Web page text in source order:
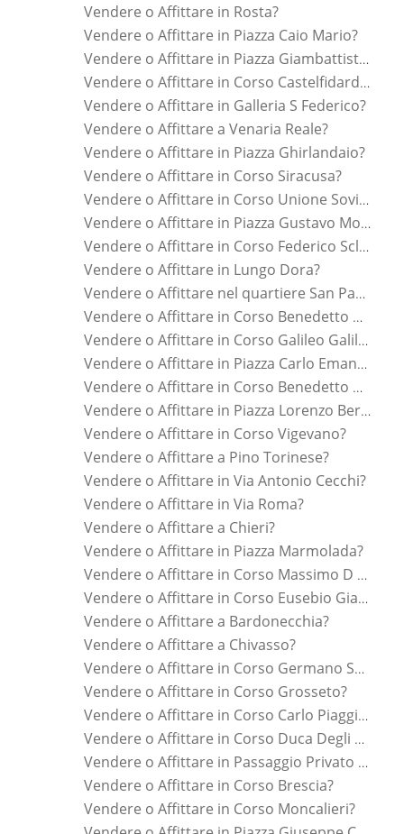
Vendere o Affittare in Rosta?
Vendere o Affittare in Piazza Caio Mario?
Vendere o Affittare in Piazza Giambattista Bodoni?
Vendere o Affittare in Corso Castelfidardo?
Vendere o Affittare in Galleria S Federico?
Vendere o Affittare a Venaria Reale?
Vendere o Affittare in Piazza Ghirlandaio?
Vendere o Affittare in Corso Siracusa?
Vendere o Affittare in Corso Unione Sovietica?
Vendere o Affittare in Piazza Gustavo Modena?
Vendere o Affittare in Corso Federico Sclopis?
Vendere o Affittare in Lungo Dora?
Vendere o Affittare nel quartiere San Paolo?
Vendere o Affittare in Corso Benedetto Brin?
Vendere o Affittare in Corso Galileo Galilei?
Vendere o Affittare in Piazza Carlo Emanuele Ii?
Vendere o Affittare in Corso Benedetto Croce?
Vendere o Affittare in Piazza Lorenzo Bernini?
Vendere o Affittare in Corso Vigevano?
Vendere o Affittare a Pino Torinese?
Vendere o Affittare in Via Antonio Cecchi?
Vendere o Affittare in Via Roma?
Vendere o Affittare a Chieri?
Vendere o Affittare in Piazza Marmolada?
Vendere o Affittare in Corso Massimo D Azeglio?
Vendere o Affittare in Corso Eusebio Giambone?
Vendere o Affittare a Bardonecchia?
Vendere o Affittare a Chivasso?
Vendere o Affittare in Corso Germano Sommeiller?
Vendere o Affittare in Corso Grosseto?
Vendere o Affittare in Corso Carlo Piaggia?
Vendere o Affittare in Corso Duca Degli Abruzzi?
Vendere o Affittare in Passaggio Privato Panceri?
Vendere o Affittare in Corso Brescia?
Vendere o Affittare in Corso Moncalieri?